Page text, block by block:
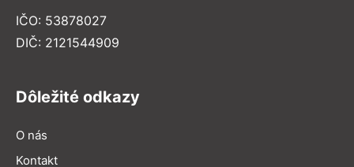
IČO: 53878027
DIČ: 2121544909
Dôležité odkazy
O nás
Kontakt